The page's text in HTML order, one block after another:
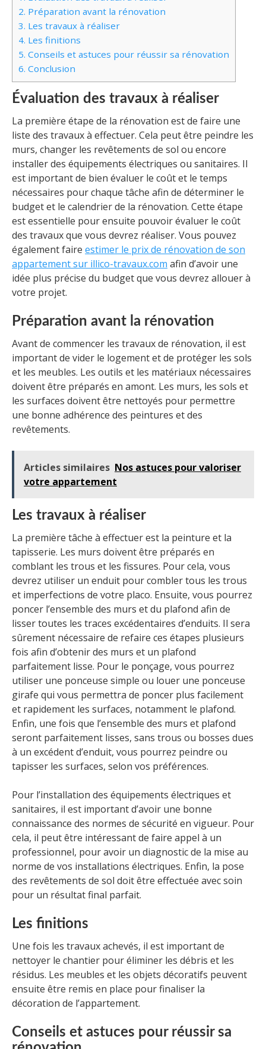
2. Préparation avant la rénovation
3. Les travaux à réaliser
4. Les finitions
5. Conseils et astuces pour réussir sa rénovation
6. Conclusion
Évaluation des travaux à réaliser
La première étape de la rénovation est de faire une
liste des travaux à effectuer. Cela peut être peindre les
murs, changer les revêtements de sol ou encore
installer des équipements électriques ou sanitaires. Il
est important de bien évaluer le coût et le temps
nécessaires pour chaque tâche afin de déterminer le
budget et le calendrier de la rénovation. Cette étape
est essentielle pour ensuite pouvoir évaluer le coût
des travaux que vous devrez réaliser. Vous pouvez
également faire estimer le prix de rénovation de son
appartement sur illico-travaux.com afin d’avoir une
idée plus précise du budget que vous devrez allouer à
votre projet.
Préparation avant la rénovation
Avant de commencer les travaux de rénovation, il est
important de vider le logement et de protéger les sols
et les meubles. Les outils et les matériaux nécessaires
doivent être préparés en amont. Les murs, les sols et
les surfaces doivent être nettoyés pour permettre
une bonne adhérence des peintures et des
revêtements.
Articles similaires Nos astuces pour valoriser
votre appartement
Les travaux à réaliser
La première tâche à effectuer est la peinture et la
tapisserie. Les murs doivent être préparés en
comblant les trous et les fissures. Pour cela, vous
devrez utiliser un enduit pour combler tous les trous
et imperfections de votre placo. Ensuite, vous pourrez
poncer l’ensemble des murs et du plafond afin de
lisser toutes les traces excédentaires d’enduits. Il sera
sûrement nécessaire de refaire ces étapes plusieurs
fois afin d’obtenir des murs et un plafond
parfaitement lisse. Pour le ponçage, vous pourrez
utiliser une ponceuse simple ou louer une ponceuse
girafe qui vous permettra de poncer plus facilement
et rapidement les surfaces, notamment le plafond.
Enfin, une fois que l’ensemble des murs et plafond
seront parfaitement lisses, sans trous ou bosses dues
à un excédent d’enduit, vous pourrez peindre ou
tapisser les surfaces, selon vos préférences.
Pour l’installation des équipements électriques et
sanitaires, il est important d’avoir une bonne
connaissance des normes de sécurité en vigueur. Pour
cela, il peut être intéressant de faire appel à un
professionnel, pour avoir un diagnostic de la mise au
norme de vos installations électriques. Enfin, la pose
des revêtements de sol doit être effectuée avec soin
pour un résultat final parfait.
Les finitions
Une fois les travaux achevés, il est important de
nettoyer le chantier pour éliminer les débris et les
résidus. Les meubles et les objets décoratifs peuvent
ensuite être remis en place pour finaliser la
décoration de l’appartement.
Conseils et astuces pour réussir sa